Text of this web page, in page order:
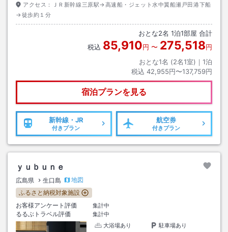
アクセス：
ＪＲ新幹線三原駅→高速船・ジェット水中翼船瀬戸田港下船
→徒歩約１分
おとな2名 1泊1部屋 合計
税込 85,910円 〜 275,518円
おとな1名 (2名1室)｜ 1泊
税込 42,955円〜137,759円
宿泊プランを見る
新幹線・JR
付きプラン
航空券
付きプラン
ｙｕｂｕｎｅ
広島県 生口島
地図
ふるさと納税対象施設
お客様アンケート評価
集計中
るるぶトラベル評価
集計中
大浴場あり
駐車場あり